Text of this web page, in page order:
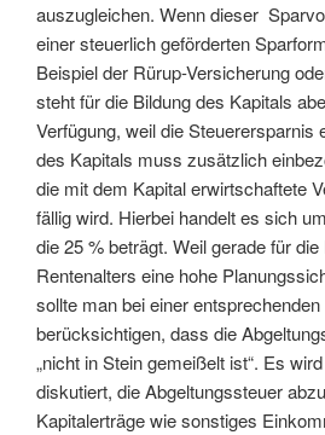
auszugleichen. Wenn dieser
einer steuerlich geförderten
Beispiel der Rürup-Versicherung
steht für die Bildung des Kapitals
Verfügung, weil die Steuerersparnis
des Kapitals muss zusätzlich
die mit dem Kapital erwirtschaftete
fällig wird. Hierbei handelt es sich
die 25 % beträgt. Weil gerade für
Rentenalters eine hohe
sollte man bei einer
berücksichtigen, dass die
„nicht in Stein gemeißelt ist“. Es
diskutiert, die Abgeltungssteuer
Kapitalerträge wie sonstiges